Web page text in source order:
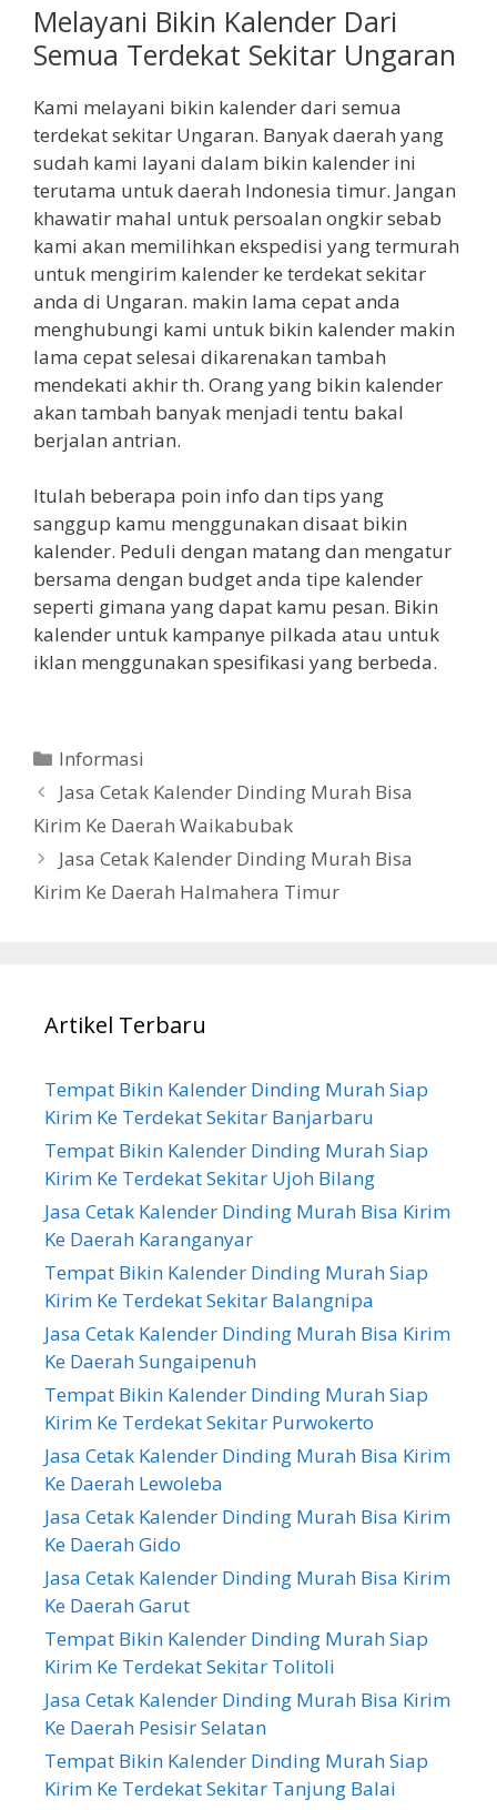
Melayani Bikin Kalender Dari
Semua Terdekat Sekitar Ungaran
Kami melayani bikin kalender dari semua
terdekat sekitar Ungaran. Banyak daerah yang
sudah kami layani dalam bikin kalender ini
terutama untuk daerah Indonesia timur. Jangan
khawatir mahal untuk persoalan ongkir sebab
kami akan memilihkan ekspedisi yang termurah
untuk mengirim kalender ke terdekat sekitar
anda di Ungaran. makin lama cepat anda
menghubungi kami untuk bikin kalender makin
lama cepat selesai dikarenakan tambah
mendekati akhir th. Orang yang bikin kalender
akan tambah banyak menjadi tentu bakal
berjalan antrian.
Itulah beberapa poin info dan tips yang
sanggup kamu menggunakan disaat bikin
kalender. Peduli dengan matang dan mengatur
bersama dengan budget anda tipe kalender
seperti gimana yang dapat kamu pesan. Bikin
kalender untuk kampanye pilkada atau untuk
iklan menggunakan spesifikasi yang berbeda.
Categories
Informasi
Jasa Cetak Kalender Dinding Murah Bisa
Kirim Ke Daerah Waikabubak
Jasa Cetak Kalender Dinding Murah Bisa
Kirim Ke Daerah Halmahera Timur
Artikel Terbaru
Tempat Bikin Kalender Dinding Murah Siap
Kirim Ke Terdekat Sekitar Banjarbaru
Tempat Bikin Kalender Dinding Murah Siap
Kirim Ke Terdekat Sekitar Ujoh Bilang
Jasa Cetak Kalender Dinding Murah Bisa Kirim
Ke Daerah Karanganyar
Tempat Bikin Kalender Dinding Murah Siap
Kirim Ke Terdekat Sekitar Balangnipa
Jasa Cetak Kalender Dinding Murah Bisa Kirim
Ke Daerah Sungaipenuh
Tempat Bikin Kalender Dinding Murah Siap
Kirim Ke Terdekat Sekitar Purwokerto
Jasa Cetak Kalender Dinding Murah Bisa Kirim
Ke Daerah Lewoleba
Jasa Cetak Kalender Dinding Murah Bisa Kirim
Ke Daerah Gido
Jasa Cetak Kalender Dinding Murah Bisa Kirim
Ke Daerah Garut
Tempat Bikin Kalender Dinding Murah Siap
Kirim Ke Terdekat Sekitar Tolitoli
Jasa Cetak Kalender Dinding Murah Bisa Kirim
Ke Daerah Pesisir Selatan
Tempat Bikin Kalender Dinding Murah Siap
Kirim Ke Terdekat Sekitar Tanjung Balai